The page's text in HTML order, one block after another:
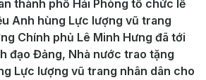
thành phố Hải Phòng tổ chức lễ
Anh hùng Lực lượng vũ trang
Chính phủ Lê Minh Hưng đã tới
đạo Đảng, Nhà nước trao tặng
Lực lượng vũ trang nhân dân cho